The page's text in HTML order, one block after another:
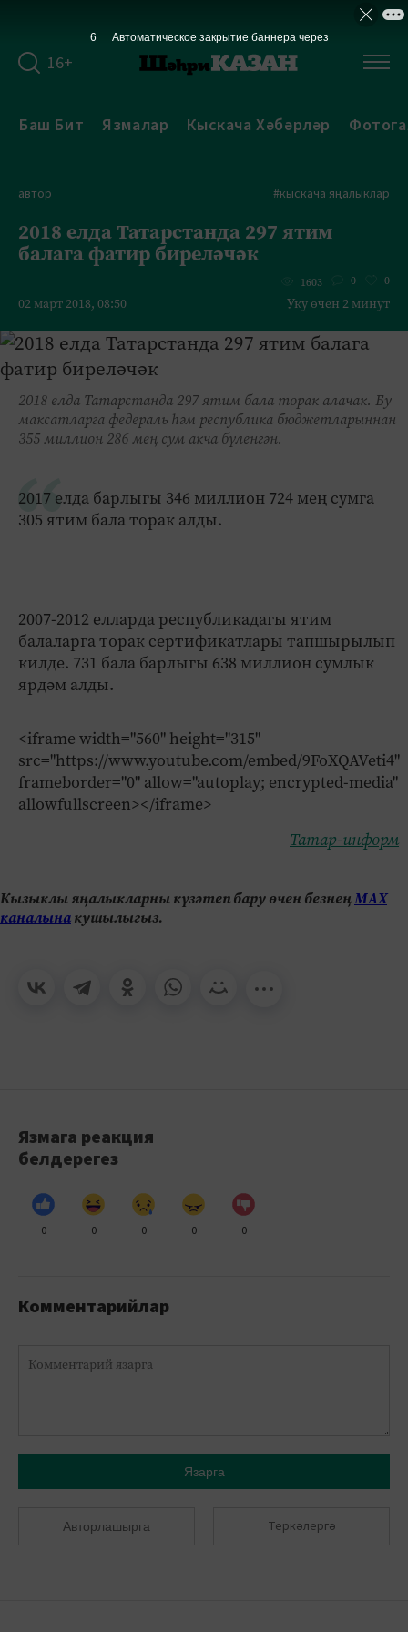
16+
Баш Бит Язмалар Кыскача Хәбәрләр
автор #кыскача яңалыклар
2018 елда Татарстанда 297 ятим
балага фатир биреләчәк
02 март 2018, 08:50
1603 0 0
Уку өчен 2 минут
2018 елда Татарстанда 297 ятим бала торак алачак. Бу
максатларга федераль һәм республика бюджетларыннан
355 миллион 286 мең сум акча бүленгән.
2017 елда барлыгы 346 миллион 724 мең сумга
305 ятим бала торак алды.
2007-2012 елларда республикадагы ятим
балаларга торак сертификатлары тапшырылып
килде. 731 бала барлыгы 638 миллион сумлык
ярдәм алды.
<iframe width="560" height="315"
src="https://www.youtube.com/embed/9FoXQAVeti4"
frameborder="0" allow="autoplay; encrypted-media"
allowfullscreen></iframe>
Татар-информ
Кызыклы яңалыкларны күзәтеп бару өчен безнеңМАХ
каналынакушылыгыз.
Язмага реакция
белдерегез
0 0 0 0 0
Комментарийлар
Язарга
Авторлашырга Теркәлергә
6 Автоматическое закрытие баннера через